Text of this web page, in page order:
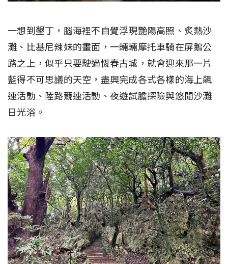
一想到墾丁，腦海裡不自覺浮現艷陽高照、炙熱沙
灘、比基尼辣妹的畫面，一輛輛摩托車騎在屏鵝公
路之上，似乎只要駛過恆春古城，就會迎來那一片
藍得不可思議的天空，盡興完成各式各樣的海上飆
速活動、陸路競速活動、夜遊試膽探險與悠閒沙灘
日光浴。